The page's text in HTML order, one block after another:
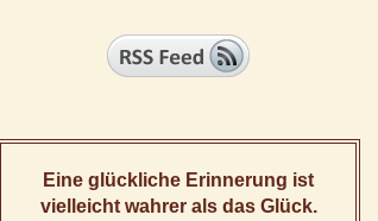
Eine glückliche Erinnerung ist
vielleicht wahrer als das Glück.